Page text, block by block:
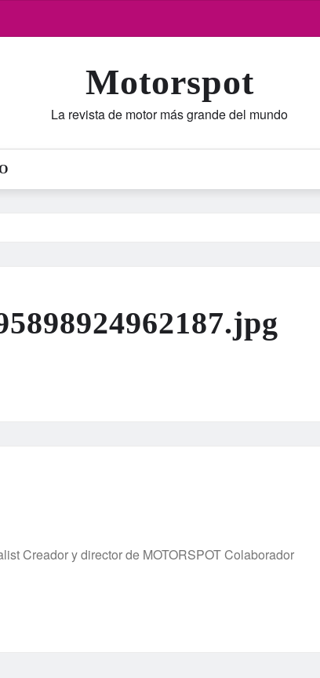
Motorspot
La revista de motor más grande del mundo
Creador y director de MOTORSPOT Colaborador